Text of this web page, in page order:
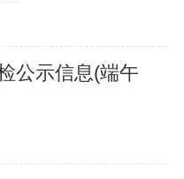
公示信息(端午